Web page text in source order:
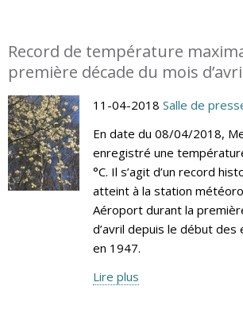
Record de température
première décade du mois
11-04-2018 Salle de
En date du 08/04/2018,
enregistré une
°C. Il s’agit d’un record
atteint à la station
Aéroport durant la
d’avril depuis le début
en 1947.
Lire plus